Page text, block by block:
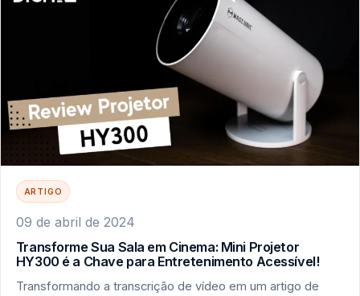
ARTIGO
09 de abril de 2024
Transforme Sua Sala em Cinema: Mini Projetor
HY300 é a Chave para Entretenimento Acessível!
Transformando a transcrição de vídeo em um artigo de